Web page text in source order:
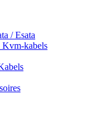
/ Esata
kabels